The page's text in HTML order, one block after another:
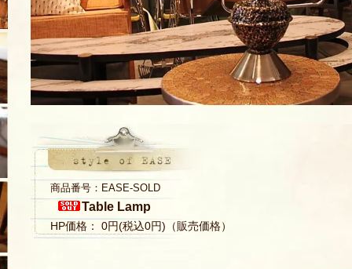
商品番号：EASE-SOLD
Table Lamp
HP価格： 0円(税込0円)（販売価格）